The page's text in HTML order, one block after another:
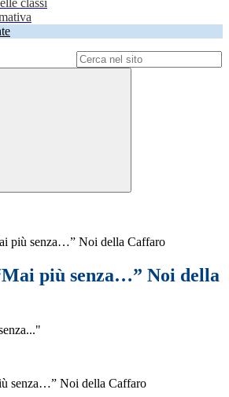
classi
più senza…” Noi della Caffaro
più senza…” Noi della